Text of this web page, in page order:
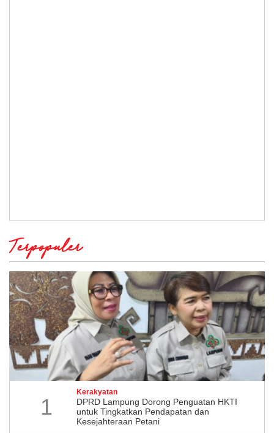
Terpopuler
1
Kerakyatan
DPRD Lampung Dorong Penguatan HKTI
untuk Tingkatkan Pendapatan dan
Kesejahteraan Petani